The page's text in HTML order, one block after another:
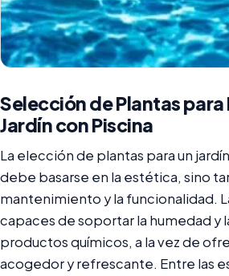
Selección de Plantas para
Jardín con Piscina
La elección de plantas para un
debe basarse en la estética, sino
mantenimiento y la funcionalidad.
capaces de soportar la humedad y
productos químicos, a la vez de
acogedor y refrescante. Entre las